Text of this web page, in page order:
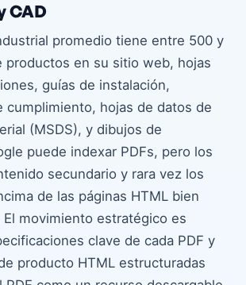
CAD
promedio tiene entre 500 y
productos en su sitio web, hojas
guías de instalación,
cumplimiento, hojas de datos de
(MSDS), y dibujos de
puede indexar PDFs, pero los
secundario y rara vez los
de las páginas HTML bien
movimiento estratégico es
clave de cada PDF y
producto HTML estructuradas